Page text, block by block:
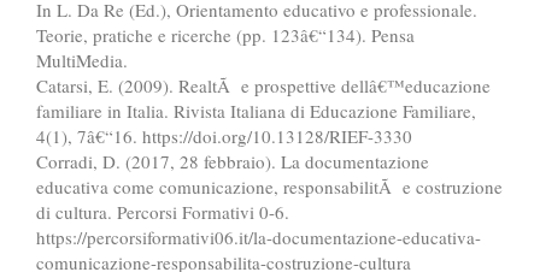
In L. Da Re (Ed.), Orientamento educativo e professionale.
Teorie, pratiche e ricerche (pp. 123â€“134). Pensa
MultiMedia.
Catarsi, E. (2009). RealtÃ e prospettive dellâ€™educazione
familiare in Italia. Rivista Italiana di Educazione Familiare,
4(1), 7â€“16. https://doi.org/10.13128/RIEF-3330
Corradi, D. (2017, 28 febbraio). La documentazione
educativa come comunicazione, responsabilitÃ e costruzione
di cultura. Percorsi Formativi 0-6.
https://percorsiformativi06.it/la-documentazione-educativa-
comunicazione-responsabilita-costruzione-cultura